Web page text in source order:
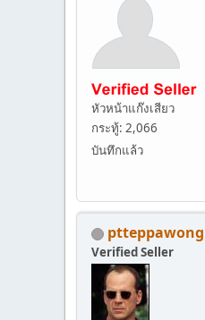
หัวหน้าแก๊งเสียว
กระทู้: 2,066
บันทึกแล้ว
ptteppawong
Verified Seller